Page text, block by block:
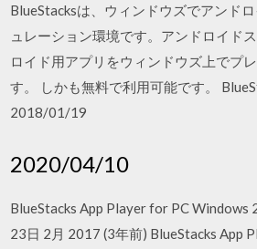
BlueStacksは、ウィンドウズでアンド
ュレーション環境です。アンドロイド
ロイド用アプリをウィンドウズ上でプ
す。 しかも無料で利用可能です。
2018/01/19
2020/04/10
BlueStacks App Player for PC Windows
23日 2月 2017 (3年前) BlueStacks App